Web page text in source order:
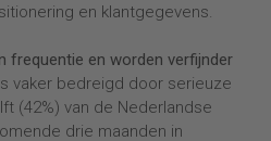
en klantgegevens.
frequentie en worden verfijnder
vaker bedreigd door serieuze
(42%) van de Nederlandse
drie maanden in